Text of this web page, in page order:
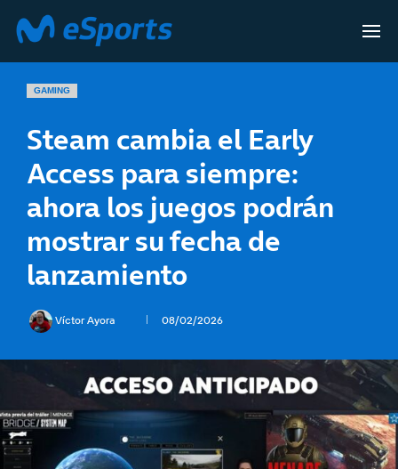
GAMING
Steam cambia el Early
Access para siempre:
ahora los juegos podrán
mostrar su fecha de
lanzamiento
Víctor Ayora 08/02/2026